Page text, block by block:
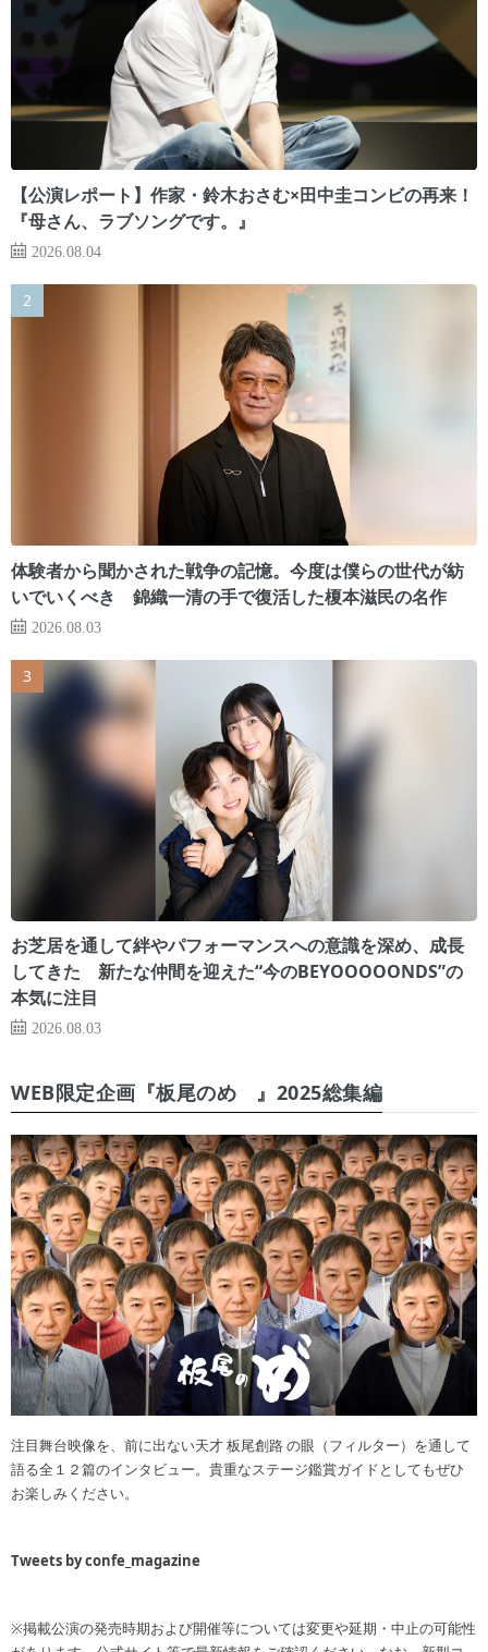
【公演レポート】作家・鈴木おさむ×田中圭コンビの再来！
『母さん、ラブソングです。』
2026.08.04
体験者から聞かされた戦争の記憶。今度は僕らの世代が紡
いでいくべき 錦織一清の手で復活した榎本滋民の名作
2026.08.03
お芝居を通して絆やパフォーマンスへの意識を深め、成長
してきた 新たな仲間を迎えた“今のBEYOOOOONDS”の
本気に注目
2026.08.03
WEB限定企画『板尾のめ゙』2025総集編
注目舞台映像を、前に出ない天才 板尾創路 の眼（フィルター）を通して
語る全１２篇のインタビュー。貴重なステージ鑑賞ガイドとしてもぜひ
お楽しみください。
Tweets by confe_magazine
※掲載公演の発売時期および開催等については変更や延期・中止の可能性